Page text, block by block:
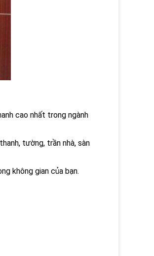
cao nhất trong ngành
tường, trần nhà, sàn
không gian của bạn.